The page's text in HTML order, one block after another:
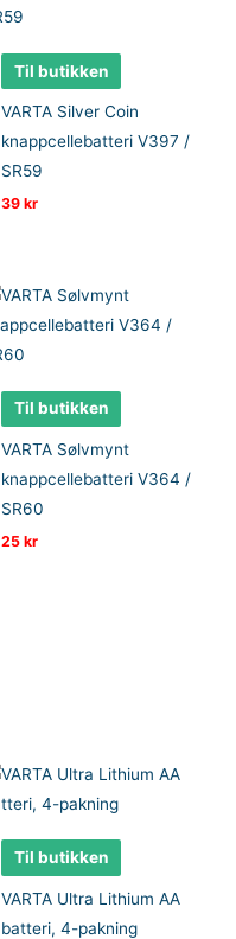
Til butikken
VARTA Silver Coin
knappcellebatteri V397 /
SR59
39kr
Til butikken
VARTA Sølvmynt
knappcellebatteri V364 /
SR60
25kr
Til butikken
VARTA Ultra Lithium AA
batteri, 4-pakning